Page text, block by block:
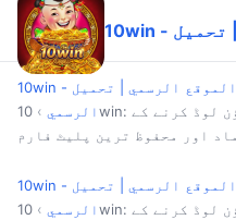
الرسمي › 10win: آفیشل سافٹ ویئر اور گیمز ڈاؤن لوڈ کرنے کے
اور محفوظ ترین پلیٹ فارم
الرسمي › 10win: آفیشل سافٹ ویئر اور گیمز ڈاؤن لوڈ کرنے کے